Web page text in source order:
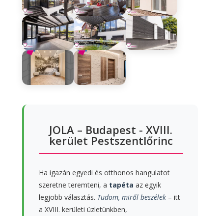
JOLA – Budapest - XVIII.
kerület Pestszentlőrinc
Ha igazán egyedi és otthonos hangulatot
szeretne teremteni, a tapéta az egyik
legjobb választás. Tudom, miről beszélek– itt
a XVIII. kerületi üzletünkben,